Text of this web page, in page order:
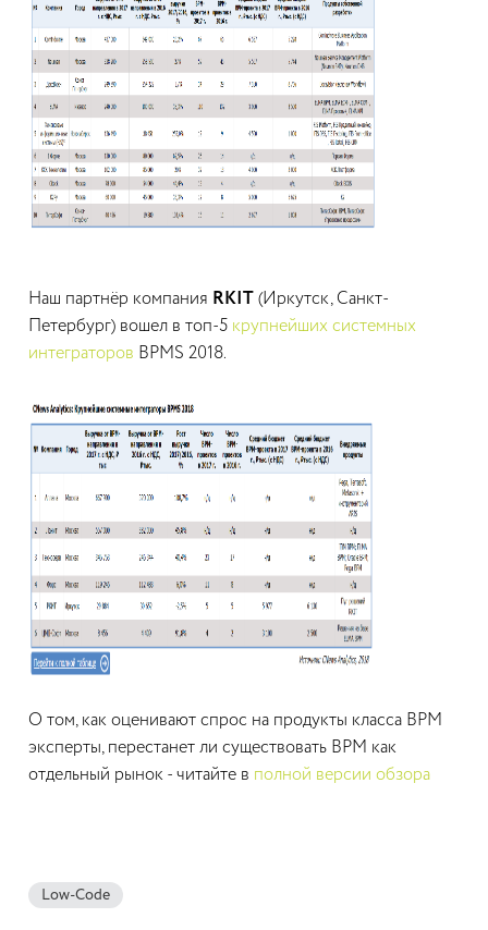
Наш партнёр компания RKIT
(Иркутск, Санкт-
Петербург) вошел в топ-5 крупнейших системных
интеграторов BPMS 2018.
О том, как оценивают спрос на продукты класса BPM
эксперты, перестанет ли существовать BPM как
отдельный рынок - читайте в полной версии обзора
Low-Code